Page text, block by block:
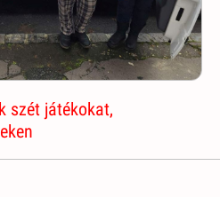
szét játékokat,